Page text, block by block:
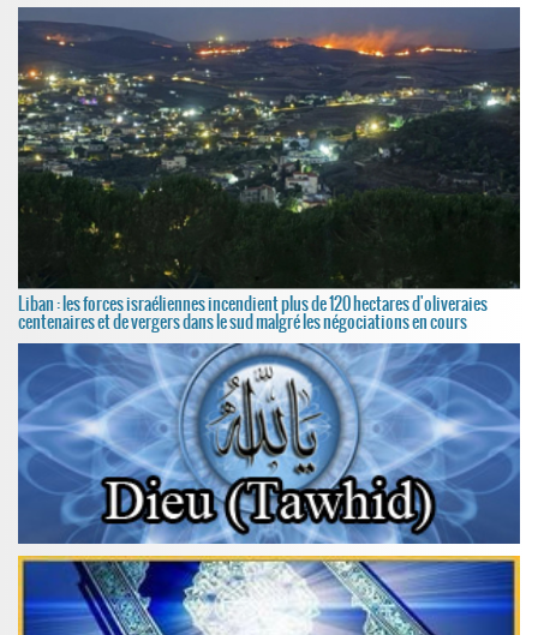
Liban : les forces israéliennes incendient plus de 120 hectares d'oliveraies
centenaires et de vergers dans le sud malgré les négociations en cours